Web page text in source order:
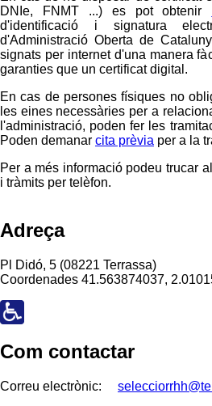
DNIe, FNMT ...) es pot obtenir
d'identificació i signatura
d'Administració Oberta de
signats per internet d'una manera
garanties que un certificat digital.
En cas de persones físiques no
les eines necessàries per a
l'administració, poden fer les
Poden demanar cita prèvia per a la
Per a més informació podeu trucar
i tràmits per telèfon.
Adreça
Pl Didó, 5 (08221 Terrassa)
Coordenades 41.563874037,
Com contactar
Correu electrònic: